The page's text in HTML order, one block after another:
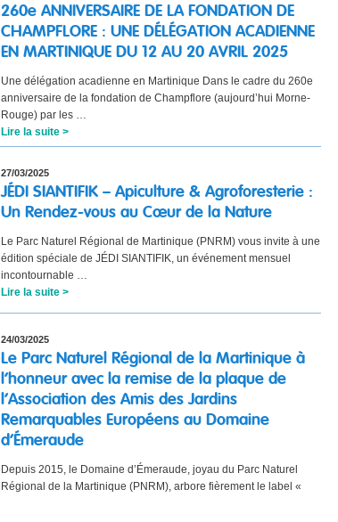
260e ANNIVERSAIRE DE LA FONDATION DE
CHAMPFLORE : UNE DÉLÉGATION ACADIENNE
EN MARTINIQUE DU 12 AU 20 AVRIL 2025
Une délégation acadienne en Martinique Dans le cadre du 260e
anniversaire de la fondation de Champflore (aujourd’hui Morne-
Rouge) par les …
Lire la suite >
27/03/2025
JÉDI SIANTIFIK – Apiculture & Agroforesterie :
Un Rendez-vous au Cœur de la Nature
Le Parc Naturel Régional de Martinique (PNRM) vous invite à une
édition spéciale de JÉDI SIANTIFIK, un événement mensuel
incontournable …
Lire la suite >
24/03/2025
Le Parc Naturel Régional de la Martinique à
l’honneur avec la remise de la plaque de
l’Association des Amis des Jardins
Remarquables Européens au Domaine
d’Émeraude
Depuis 2015, le Domaine d’Émeraude, joyau du Parc Naturel
Régional de la Martinique (PNRM), arbore fièrement le label «